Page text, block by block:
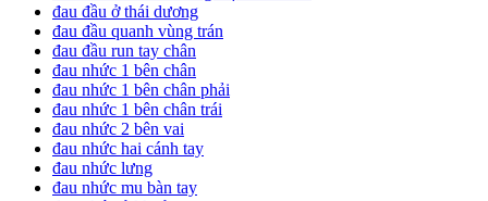
đau đầu ở thái dương
đau đầu quanh vùng trán
đau đầu run tay chân
đau nhức 1 bên chân
đau nhức 1 bên chân phải
đau nhức 1 bên chân trái
đau nhức 2 bên vai
đau nhức hai cánh tay
đau nhức lưng
đau nhức mu bàn tay